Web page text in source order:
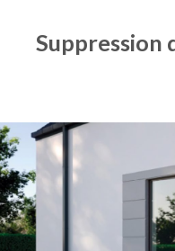
Suppression